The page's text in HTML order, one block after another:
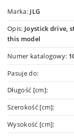
Marka: JLG
Opis: Joystick drive,
this model
Numer katalogowy:
Pasuje do:
Długość [cm]:
Szerokość [cm]:
Wysokość [cm]: